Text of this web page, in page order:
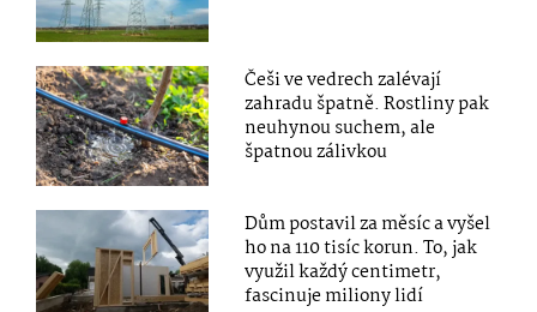
Češi ve vedrech zalévají
zahradu špatně. Rostliny pak
neuhynou suchem, ale
špatnou zálivkou
Dům postavil za měsíc a vyšel
ho na 110 tisíc korun. To, jak
využil každý centimetr,
fascinuje miliony lidí